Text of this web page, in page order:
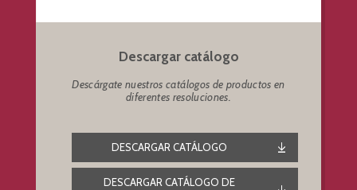
Descargar catálogo
Descárgate nuestros catálogos de productos en
diferentes resoluciones.
DESCARGAR CATÁLOGO
DESCARGAR CATÁLOGO DE